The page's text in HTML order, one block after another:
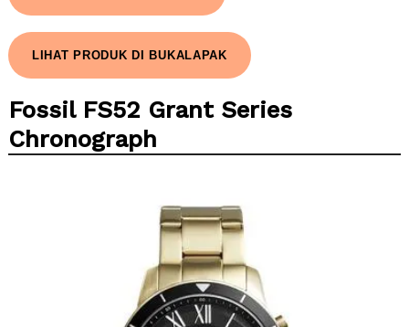
LIHAT PRODUK DI BUKALAPAK
Fossil FS52 Grant Series
Chronograph